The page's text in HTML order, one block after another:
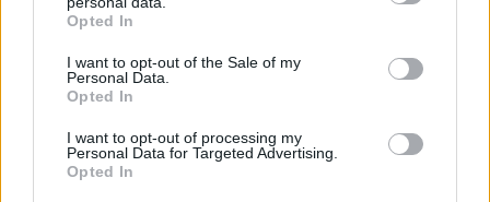
grant or deny consent to Google and its third-party tags to
use your data for below specified purposes in below Google
consent section.
Opted In
I want to opt-out of the Sale of my
Personal Data.
Opted In
I want to opt-out of processing my
Personal Data for Targeted Advertising.
Opted In